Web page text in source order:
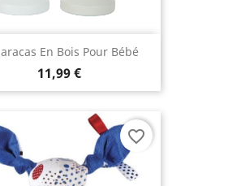
En Bois Pour Bébé
11,99 €
favorite_border